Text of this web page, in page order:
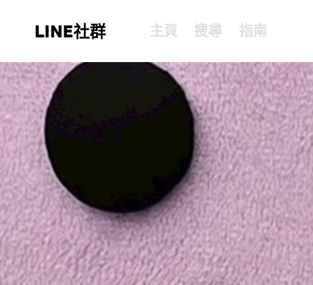
LINE社群 主頁 搜尋 指南